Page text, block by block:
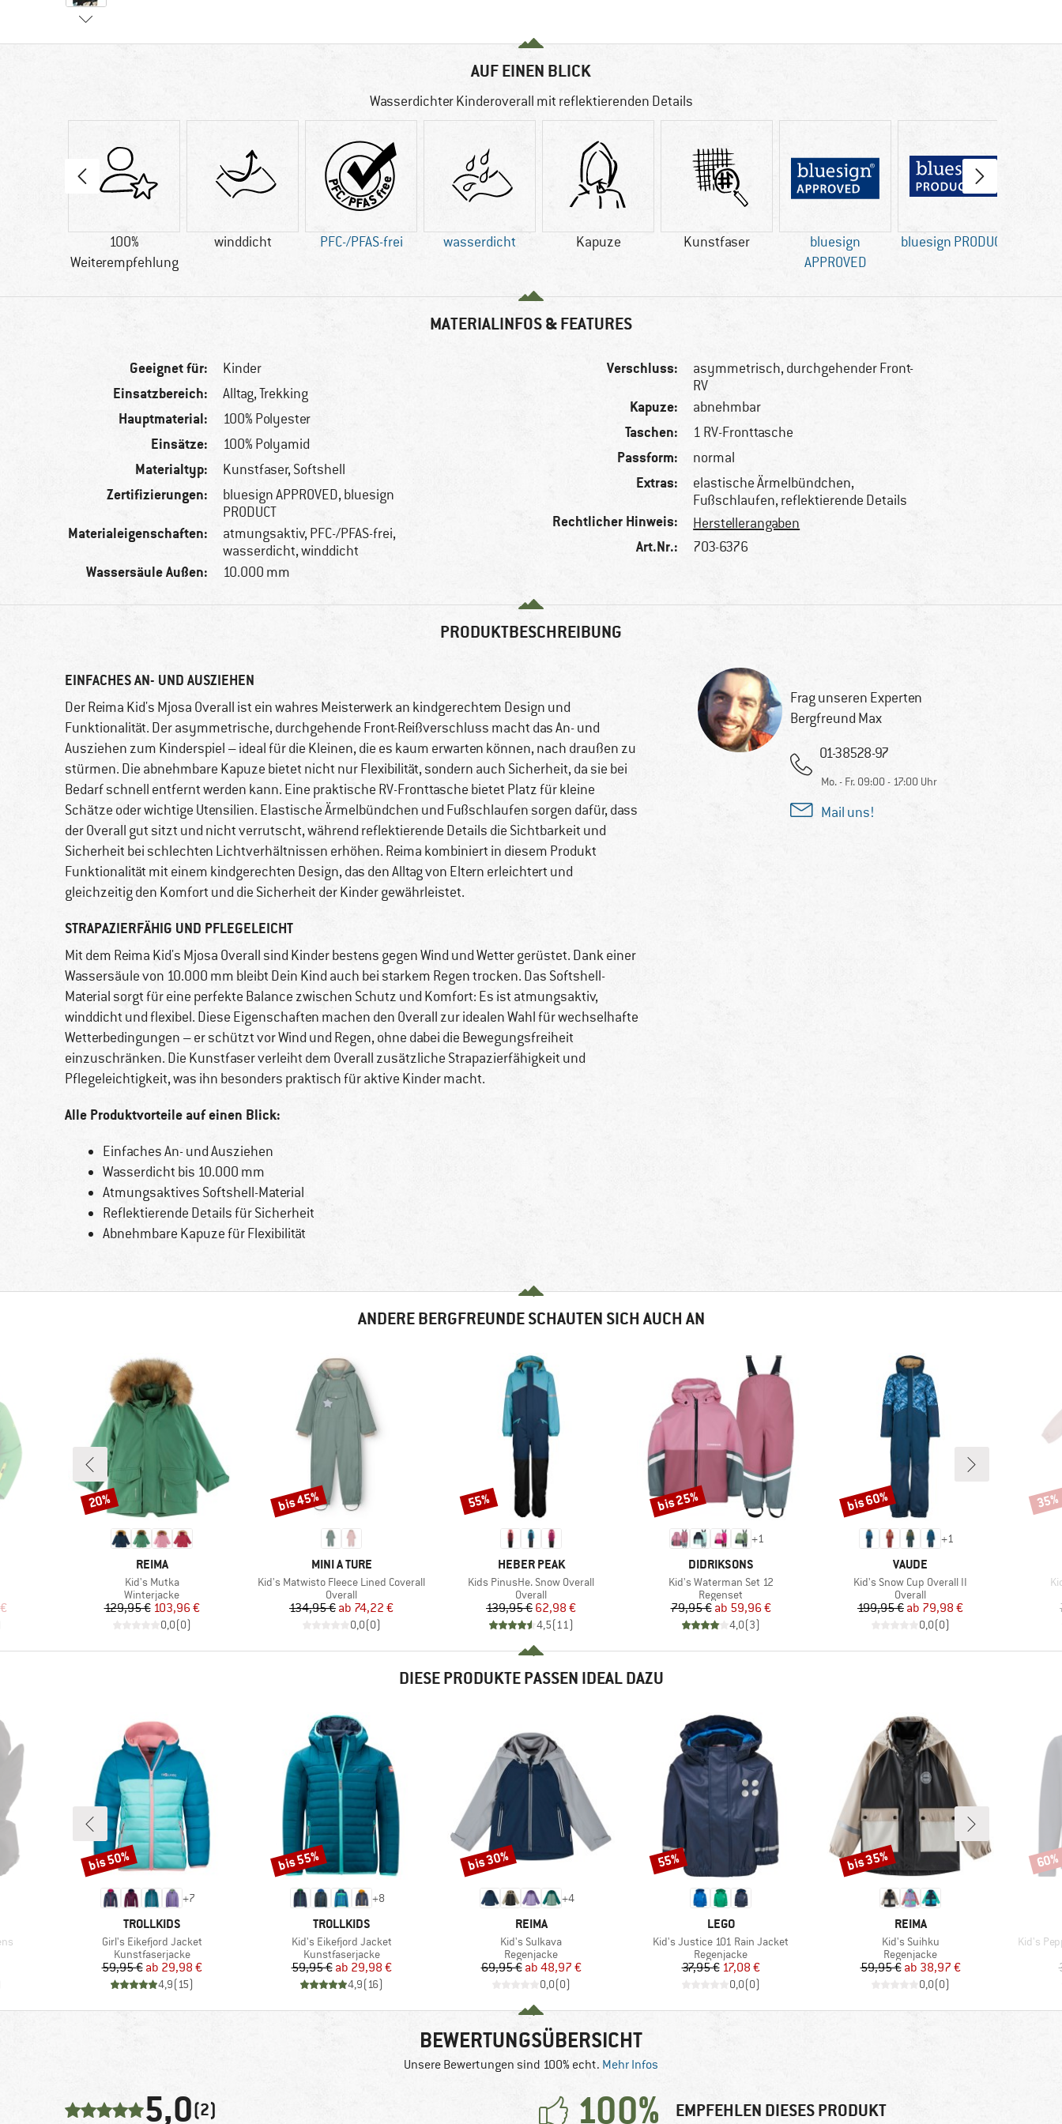
AUF EINEN BLICK
Wasserdichter Kinderoverall mit reflektierenden Details
100%
Weiterempfehlung
winddicht PFC-/PFAS-frei wasserdicht Kapuze Kunstfaser
bluesign
APPROVED
bluesign PRODUCT
MATERIALINFOS & FEATURES
Geeignet für: Kinder
Einsatzbereich: Alltag, Trekking
Hauptmaterial: 100% Polyester
Einsätze: 100% Polyamid
Materialtyp: Kunstfaser, Softshell
Zertifizierungen:
bluesign APPROVED, bluesign
PRODUCT
Materialeigenschaften:
atmungsaktiv, PFC-/PFAS-frei,
wasserdicht, winddicht
Wassersäule Außen: 10.000 mm
Verschluss:
asymmetrisch, durchgehender Front-
RV
Kapuze: abnehmbar
Taschen: 1 RV-Fronttasche
Passform: normal
Extras:
elastische Ärmelbündchen,
Fußschlaufen, reflektierende Details
Rechtlicher Hinweis: Herstellerangaben
Art.Nr.: 703-6376
PRODUKTBESCHREIBUNG
EINFACHES AN- UND AUSZIEHEN
Der Reima Kid's Mjosa Overall ist ein wahres Meisterwerk an kindgerechtem Design und
Funktionalität. Der asymmetrische, durchgehende Front-Reißverschluss macht das An- und
Ausziehen zum Kinderspiel – ideal für die Kleinen, die es kaum erwarten können, nach draußen zu
stürmen. Die abnehmbare Kapuze bietet nicht nur Flexibilität, sondern auch Sicherheit, da sie bei
Bedarf schnell entfernt werden kann. Eine praktische RV-Fronttasche bietet Platz für kleine
Schätze oder wichtige Utensilien. Elastische Ärmelbündchen und Fußschlaufen sorgen dafür, dass
der Overall gut sitzt und nicht verrutscht, während reflektierende Details die Sichtbarkeit und
Sicherheit bei schlechten Lichtverhältnissen erhöhen. Reima kombiniert in diesem Produkt
Funktionalität mit einem kindgerechten Design, das den Alltag von Eltern erleichtert und
gleichzeitig den Komfort und die Sicherheit der Kinder gewährleistet.
STRAPAZIERFÄHIG UND PFLEGELEICHT
Mit dem Reima Kid's Mjosa Overall sind Kinder bestens gegen Wind und Wetter gerüstet. Dank einer
Wassersäule von 10.000 mm bleibt Dein Kind auch bei starkem Regen trocken. Das Softshell-
Material sorgt für eine perfekte Balance zwischen Schutz und Komfort: Es ist atmungsaktiv,
winddicht und flexibel. Diese Eigenschaften machen den Overall zur idealen Wahl für wechselhafte
Wetterbedingungen – er schützt vor Wind und Regen, ohne dabei die Bewegungsfreiheit
einzuschränken. Die Kunstfaser verleiht dem Overall zusätzliche Strapazierfähigkeit und
Pflegeleichtigkeit, was ihn besonders praktisch für aktive Kinder macht.
Alle Produktvorteile auf einen Blick:
Einfaches An- und Ausziehen
Wasserdicht bis 10.000 mm
Atmungsaktives Softshell-Material
Reflektierende Details für Sicherheit
Abnehmbare Kapuze für Flexibilität
Frag unseren Experten
Bergfreund Max
01-38528-97
Mo. - Fr. 09:00 - 17:00 Uhr
Mail uns!
ANDERE BERGFREUNDE SCHAUTEN SICH AUCH AN
Preis
MARKE
REIMA
Artikel
Kid's Mutka
Produktgruppe
Winterjacke
Preis
129,95 €reduzierter Preis
103,96 €
0,0(0)
Rabatt
20%
MARKE
MINI A TURE
Artikel
Kid's Matwisto Fleece Lined Coverall
Produktgruppe
Overall
Preis
134,95 € reduzierter Preis
ab 74,22 €
0,0(0)
Rabatt
bis 45%
MARKE
HEBER PEAK
Artikel
Kids PinusHe. Snow Overall
Produktgruppe
Overall
Preis
139,95 €reduzierter Preis
62,98 €
4,5( 11)
Rabatt
55%
+1
MARKE
DIDRIKSONS
Artikel
Kid's Waterman Set 12
Produktgruppe
Regenset
Preis
79,95 € reduzierter Preis
ab 59,96 €
4,0(3)
Rabatt
bis 25%
+1
MARKE
VAUDE
Artikel
Kid's Snow Cup Overall II
Produktgruppe
Overall
Preis
199,95 € reduzierter Preis
ab 79,98 €
0,0(0)
Rabatt
bis 60% 35%
DIESE PRODUKTE PASSEN IDEAL DAZU
+7
MARKE
TROLLKIDS
Artikel
Girl's Eikefjord Jacket
Produktgruppe
Kunstfaserjacke
Preis
59,95 € reduzierter Preis
ab 29,98 €
4,9( 15)
Rabatt
bis 50%
+8
MARKE
TROLLKIDS
Artikel
Kid's Eikefjord Jacket
Produktgruppe
Kunstfaserjacke
Preis
59,95 € reduzierter Preis
ab 29,98 €
4,9( 16)
Rabatt
bis 55%
+4
MARKE
REIMA
Artikel
Kid's Sulkava
Produktgruppe
Regenjacke
Preis
69,95 € reduzierter Preis
ab 48,97 €
0,0(0)
Rabatt
bis 30%
MARKE
LEGO
Artikel
Kid's Justice 101 Rain Jacket
Produktgruppe
Regenjacke
Preis
37,95 €reduzierter Preis
17,08 €
0,0(0)
Rabatt
55%
MARKE
REIMA
Artikel
Kid's Suihku
Produktgruppe
Regenjacke
Preis
59,95 € reduzierter Preis
ab 38,97 €
0,0(0)
Rabatt
bis 35%
Artikel
Kid's
60%
BEWERTUNGSÜBERSICHT
Unsere Bewertungen sind 100% echt. Mehr Infos
5,0(2) 100% EMPFEHLEN DIESES PRODUKT